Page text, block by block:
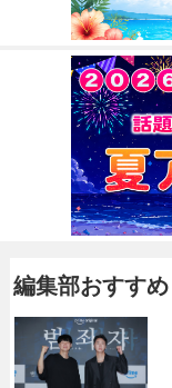
編集部おすすめ